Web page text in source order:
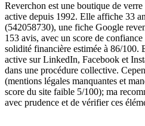
Reverchon est une boutique de
active depuis 1992. Elle affiche 33
(542058730), une fiche Google
153 avis, avec un score de
solidité financière estimée à 86/100.
active sur LinkedIn, Facebook et
dans une procédure collective.
(mentions légales manquantes et
score du site faible 5/100); ma
avec prudence et de vérifier ces